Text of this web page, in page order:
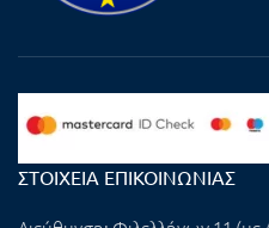
ΣΤΟΙΧΕΊΑ ΕΠΙΚΟΙΝΩΝΊΑΣ